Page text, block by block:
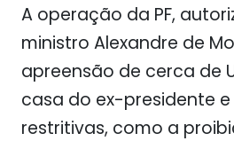
A operação da PF,
ministro Alexandre de
apreensão de cerca de
casa do ex-presidente
restritivas, como a